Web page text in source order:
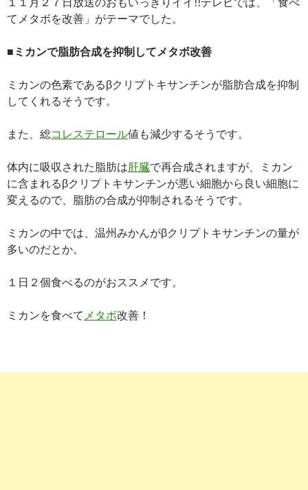
てメタボを改善」がテーマでした。
■ミカンで脂肪合成を抑制してメタボ改善
ミカンの色素であるβクリプトキサンチンが脂肪合成を抑制
してくれるそうです。
また、総コレステロール値も減少するそうです。
体内に吸収された脂肪は肝臓で再合成されますが、ミカン
に含まれるβクリプトキサンチンが悪い細胞から良い細胞に
変えるので、脂肪の合成が抑制されるそうです。
ミカンの中では、温州みかんがβクリプトキサンチンの量が
多いのだとか。
１日２個食べるのがおススメです。
ミカンを食べて メタボ改善！